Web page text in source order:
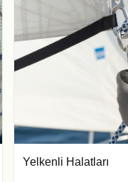
Yelkenli Halatları